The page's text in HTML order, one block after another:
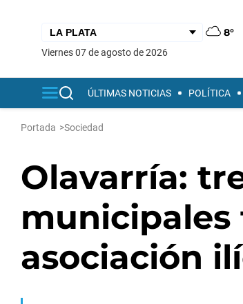
8°
viernes 07 de agosto de 2026
ÚLTIMAS NOTICIAS POLÍTICA
Portada >Sociedad
Olavarría:
asociación